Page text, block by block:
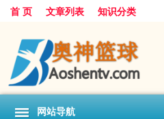
首 页 文章列表 知识分类
网站导航